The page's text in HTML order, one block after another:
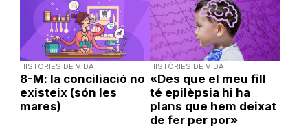
HISTÒRIES DE VIDA
8-M: la conciliació no
existeix (són les
mares)
HISTÒRIES DE VIDA
«Des que el meu fill
té epilèpsia hi ha
plans que hem deixat
de fer per por»